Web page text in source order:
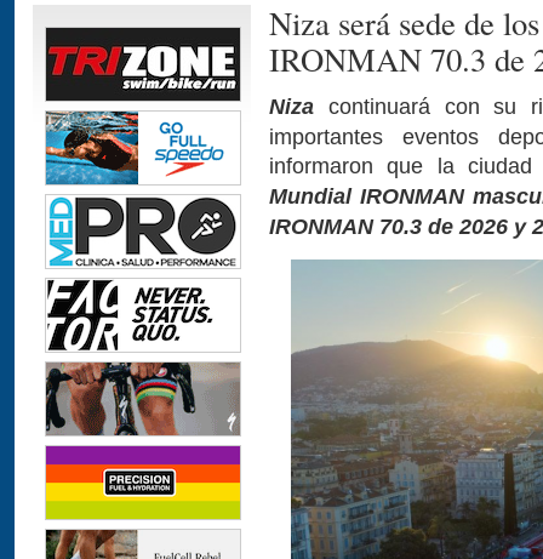
Niza será sede de
IRONMAN 70.3 de
Niza continuará con su
importantes eventos
informaron que la
Mundial IRONMAN
IRONMAN 70.3 de 2026 y